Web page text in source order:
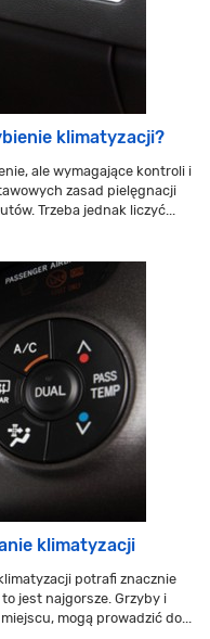
klimatyzacji?
ale wymagające kontroli i
zasad pielęgnacji
Trzeba jednak liczyć...
klimatyzacji
potrafi znacznie
jest najgorsze. Grzyby i
mogą prowadzić do...